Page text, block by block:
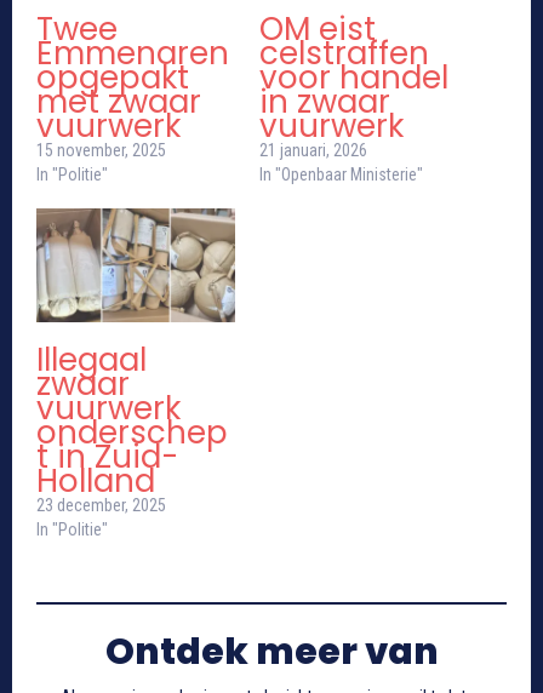
Twee
Emmenaren
opgepakt
met zwaar
vuurwerk
15 november, 2025
In "Politie"
OM eist
celstraffen
voor handel
in zwaar
vuurwerk
21 januari, 2026
In "Openbaar Ministerie"
Illegaal
zwaar
vuurwerk
onderschep
t in Zuid-
Holland
23 december, 2025
In "Politie"
Ontdek meer van